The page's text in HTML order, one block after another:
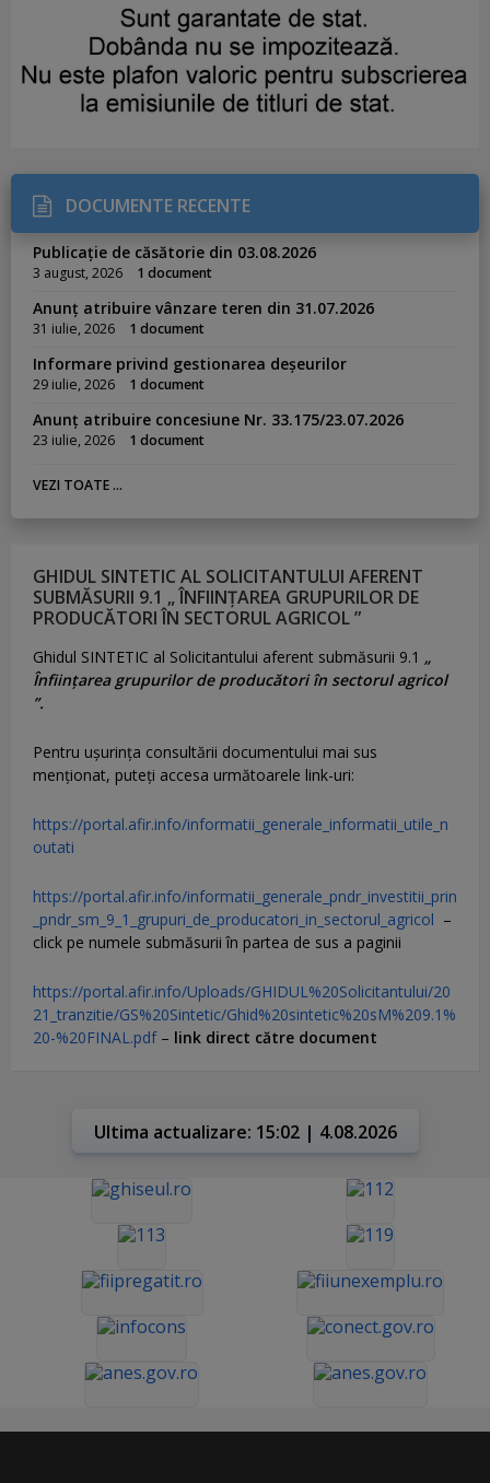
DOCUMENTE RECENTE
Publicație de căsătorie din 03.08.2026
3 august, 2026 1 document
Anunț atribuire vânzare teren din 31.07.2026
31 iulie, 2026 1 document
Informare privind gestionarea deșeurilor
29 iulie, 2026 1 document
Anunț atribuire concesiune Nr. 33.175/23.07.2026
23 iulie, 2026 1 document
VEZI TOATE ...
GHIDUL SINTETIC AL SOLICITANTULUI AFERENT
SUBMĂSURII 9.1 „ ÎNFIINȚAREA GRUPURILOR DE
PRODUCĂTORI ÎN SECTORUL AGRICOL ”
Ghidul SINTETIC al Solicitantului aferent submăsurii 9.1 „
Înființarea grupurilor de producători în sectorul agricol
”.
Pentru uşurinţa consultării documentului mai sus
menţionat, puteţi accesa următoarele link-uri:
https://portal.afir.info/informatii_generale_informatii_utile_n
outati
https://portal.afir.info/informatii_generale_pndr_investitii_prin
_pndr_sm_9_1_grupuri_de_producatori_in_sectorul_agricol –
click pe numele submăsurii în partea de sus a paginii
https://portal.afir.info/Uploads/GHIDUL%20Solicitantului/20
21_tranzitie/GS%20Sintetic/Ghid%20sintetic%20sM%209.1%
20-%20FINAL.pdf– link direct către document
Ultima actualizare: 15:02 | 4.08.2026